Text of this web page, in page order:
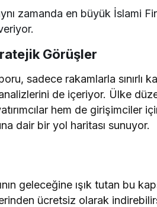
zamanda en büyük İslami
Görüşler
sadece rakamlarla sınırlı
de içeriyor. Ülke
hem de girişimciler
dair bir yol haritası sunuyor.
geleceğine ışık tutan bu
ücretsiz olarak